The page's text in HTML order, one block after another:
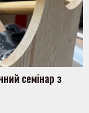
семінар з